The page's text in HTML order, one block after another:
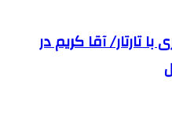
تارتار/ آقا کریم در